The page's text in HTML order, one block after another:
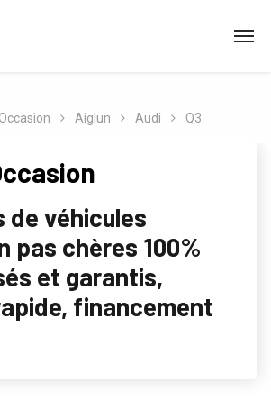
Aiglun Audi Q3
de véhicules
pas chères 100%
et garantis,
financement